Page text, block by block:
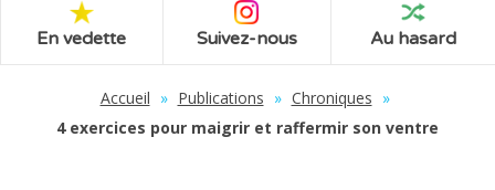
En vedette Suivez-nous Au hasard
Accueil » Publications » Chroniques »
4 exercices pour maigrir et raffermir son ventre